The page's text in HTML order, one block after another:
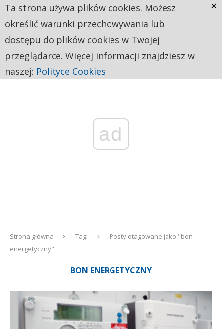
ad
Strona główna Tagi
Posty otagowane jako "bon
energetyczny"
BON ENERGETYCZNY
Ta strona używa plików cookies. Możesz
określić warunki przechowywania lub
dostępu do plików cookies w Twojej
przeglądarce. Więcej informacji znajdziesz w
naszej: Polityce Cookies
×